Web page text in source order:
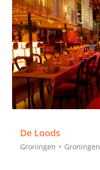
De Loods
Groningen Groningen